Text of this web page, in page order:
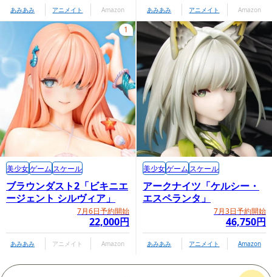
あみあみ アニメイト Amazon あみあみ アニメイト Amazon
ブラウンダスト2「ビキニエ
ージェント シルヴィア」
7月6日予約開始
22,000円
1
美少女ゲーム スケール
あみあみ アニメイト Amazon
アークナイツ「ケルシー・
エスペランタ」
7月3日予約開始
46,750円
美少女ゲーム スケール
あみあみ アニメイト Amazon